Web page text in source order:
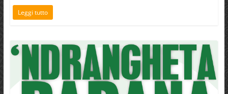
Leggi tutto